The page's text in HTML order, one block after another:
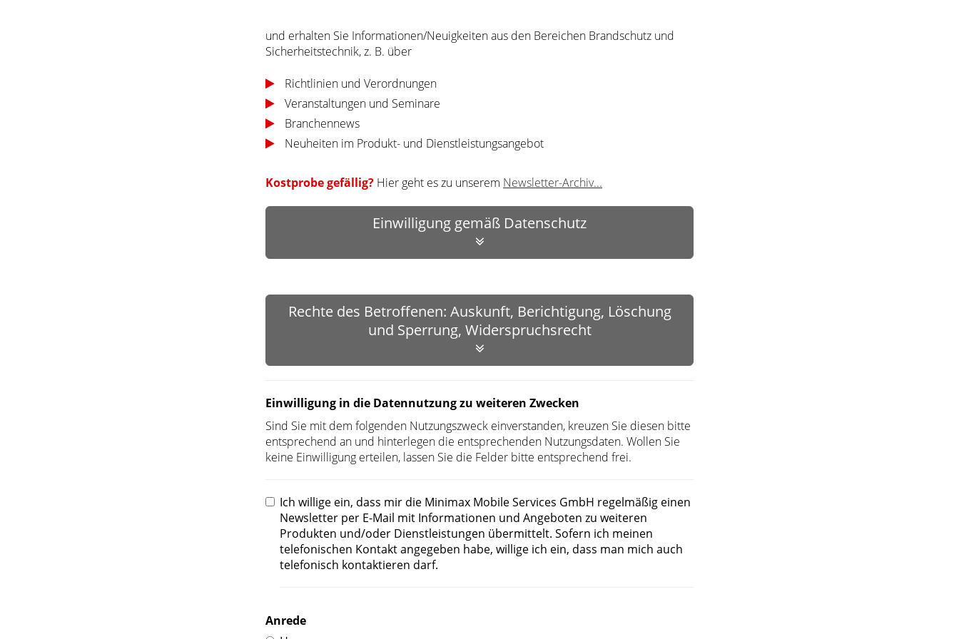
und erhalten Sie Informationen/Neuigkeiten aus den Bereichen Brandschutz und
Sicherheitstechnik, z. B. über
Richtlinien und Verordnungen
Veranstaltungen und Seminare
Branchennews
Neuheiten im Produkt- und Dienstleistungsangebot
Kostprobe gefällig? Hier geht es zu unserem Newsletter-Archiv...
Einwilligung gemäß Datenschutz
Rechte des Betroffenen: Auskunft, Berichtigung, Löschung
und Sperrung, Widerspruchsrecht
Einwilligung in die Datennutzung zu weiteren Zwecken
Sind Sie mit dem folgenden Nutzungszweck einverstanden, kreuzen Sie diesen bitte
entsprechend an und hinterlegen die entsprechenden Nutzungsdaten. Wollen Sie
keine Einwilligung erteilen, lassen Sie die Felder bitte entsprechend frei.
Ich willige ein, dass mir die Minimax Mobile Services GmbH regelmäßig einen
Newsletter per E-Mail mit Informationen und Angeboten zu weiteren
Produkten und/oder Dienstleistungen übermittelt. Sofern ich meinen
telefonischen Kontakt angegeben habe, willige ich ein, dass man mich auch
telefonisch kontaktieren darf.
Anrede